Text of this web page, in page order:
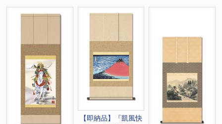
【即納品】『凱風快